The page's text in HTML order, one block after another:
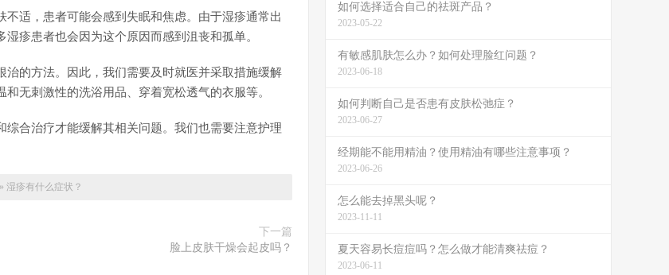
适，患者可能会感到失眠和焦虑。由于湿疹通常出
疹患者也会因为这个原因而感到沮丧和孤单。
的方法。因此，我们需要及时就医并采取措施缓解
无刺激性的洗浴用品、穿着宽松透气的衣服等。
合治疗才能缓解其相关问题。我们也需要注意护理
» 湿疹有什么症状？
下一篇
脸上皮肤干燥会起皮吗？
如何选择适合自己的祛斑产品？
2023-05-22
有敏感肌肤怎么办？如何处理脸红问题？
2023-06-18
如何判断自己是否患有皮肤松弛症？
2023-06-27
经期能不能用精油？使用精油有哪些注意事项？
2023-06-26
怎么能去掉黑头呢？
2023-11-11
夏天容易长痘痘吗？怎么做才能清爽祛痘？
2023-06-11